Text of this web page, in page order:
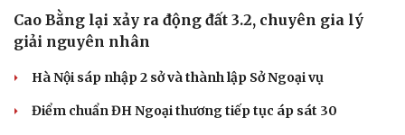
Nam khoa
Làm đẹp - giảm cân
Phòng mạch online
Ăn sạch sống khỏe
Cao Bằng lại xảy ra động đất 3.2, chuyên gia lý
giải nguyên nhân
Hà Nội sáp nhập 2 sở và thành lập Sở Ngoại vụ
Điểm chuẩn ĐH Ngoại thương tiếp tục áp sát 30